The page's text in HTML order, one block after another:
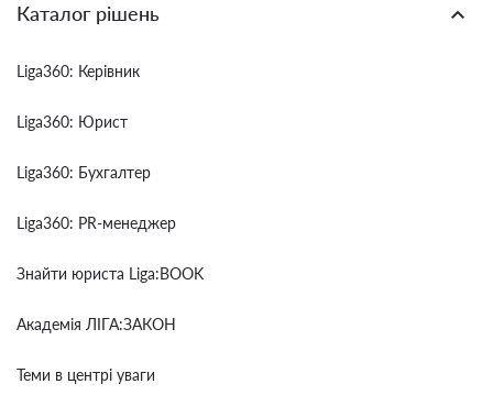
Каталог рішень
Liga360: Керівник
Liga360: Юрист
Liga360: Бухгалтер
Liga360: PR-менеджер
Знайти юриста Liga:BOOK
Академія ЛІГА:ЗАКОН
Теми в центрі уваги